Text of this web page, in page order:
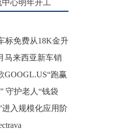
心明年开工
标免费从18K金升
马来西亚新车销
GOOGL.US“跑赢
守护老人“钱袋
进入规模化应用阶